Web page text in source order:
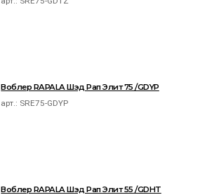
Воблер RAPALA Шэд Рап Элит 75 /GDYP
арт.: SRE75-GDYP
Воблер RAPALA Шэд Рап Элит 55 /GDHT